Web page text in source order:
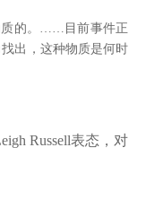
的。 …… 目前事件正
出，这种物质是何时
Russell表态，对